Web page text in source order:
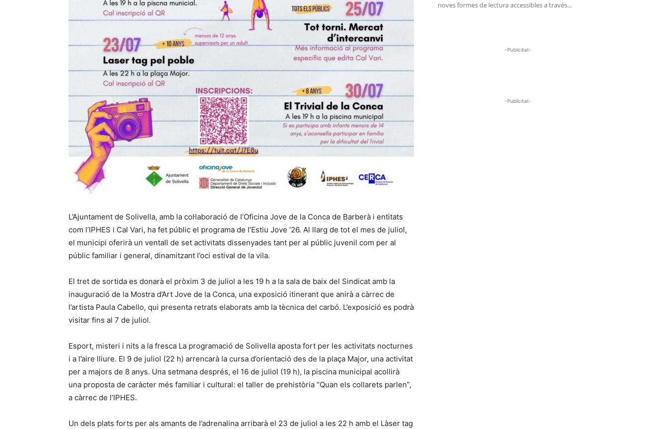
L’Ajuntament de Solivella, amb la col·laboració de l’Oficina Jove de la Conca de Barberà i entitats
com l’IPHES i Cal Vari, ha fet públic el programa de l’Estiu Jove ’26. Al llarg de tot el mes de juliol,
el municipi oferirà un ventall de set activitats dissenyades tant per al públic juvenil com per al
públic familiar i general, dinamitzant l’oci estival de la vila.
El tret de sortida es donarà el pròxim 3 de juliol a les 19 h a la sala de baix del Sindicat amb la
inauguració de la Mostra d’Art Jove de la Conca, una exposició itinerant que anirà a càrrec de
l’artista Paula Cabello, qui presenta retrats elaborats amb la tècnica del carbó. L’exposició es podrà
visitar fins al 7 de juliol.
Esport, misteri i nits a la fresca La programació de Solivella aposta fort per les activitats nocturnes
i a l’aire lliure. El 9 de juliol (22 h) arrencarà la cursa d’orientació des de la plaça Major, una activitat
per a majors de 8 anys. Una setmana després, el 16 de juliol (19 h), la piscina municipal acollirà
una proposta de caràcter més familiar i cultural: el taller de prehistòria “Quan els collarets parlen”,
a càrrec de l’IPHES.
Un dels plats forts per als amants de l’adrenalina arribarà el 23 de juliol a les 22 h amb el Làser tag
noves formes de lectura accessibles a través...
-Publicitat-
-Publicitat-